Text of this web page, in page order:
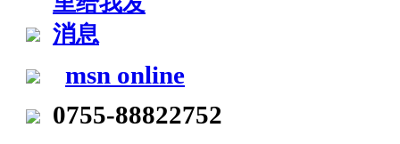
msn online
0755-88822752